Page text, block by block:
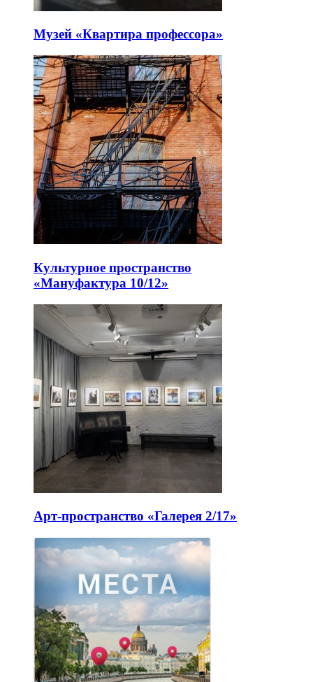
Музей «Квартира профессора»
Культурное пространство
«Мануфактура 10/12»
Арт-пространство «Галерея 2/17»